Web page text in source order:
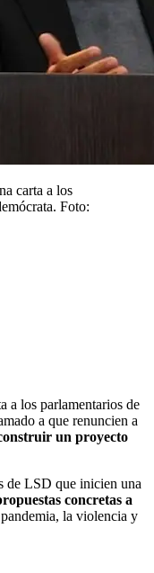
carta a los
Foto:
a los parlamentarios de
a que renuncien a
un proyecto
de LSD que inicien una
concretas a
la violencia y